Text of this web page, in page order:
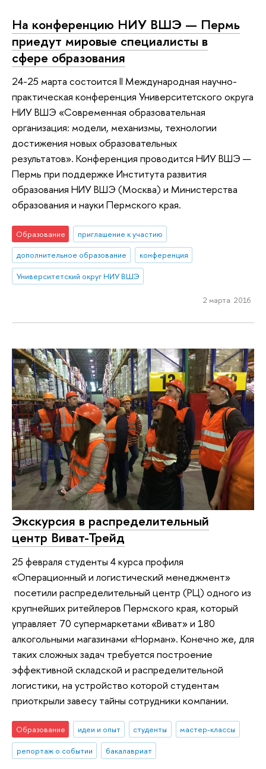
На конференцию НИУ ВШЭ — Пермь
приедут мировые специалисты в
сфере образования
24-25 марта состоится II Международная научно-
практическая конференция Университетского округа
НИУ ВШЭ «Современная образовательная
организация: модели, механизмы, технологии
достижения новых образовательных
результатов». Конференция проводится НИУ ВШЭ —
Пермь при поддержке Института развития
образования НИУ ВШЭ (Москва) и Министерства
образования и науки Пермского края.
Образование
приглашение к участию
дополнительное образование
конференция
Университетский округ НИУ ВШЭ
2 марта 2016
Экскурсия в распределительный
центр Виват-Трейд
25 февраля студенты 4 курса профиля
«Операционный и логистический менеджмент»
посетили распределительный центр (РЦ) одного из
крупнейших ритейлеров Пермского края, который
управляет 70 супермаркетами «Виват» и 180
алкогольными магазинами «Норман». Конечно же, для
таких сложных задач требуется построение
эффективной складской и распределительной
логистики, на устройство которой студентам
приоткрыли завесу тайны сотрудники компании.
Образование идеи и опыт студенты
мастер-классы
репортаж о событии
бакалавриат